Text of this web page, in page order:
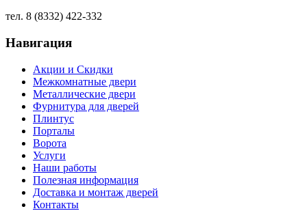
тел. 8 (8332) 422-332
Навигация
Акции и Скидки
Межкомнатные двери
Металлические двери
Фурнитура для дверей
Плинтус
Порталы
Ворота
Услуги
Наши работы
Полезная информация
Доставка и монтаж дверей
Контакты